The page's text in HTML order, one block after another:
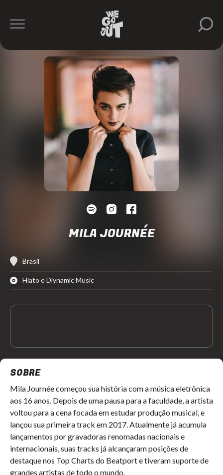
MILA JOURNÉE
Brasil
Hiato e Diynamic Music
SOBRE
Mila Journéecomeçou sua história com a música eletrônica
aos 16 anos. Depois de uma pausa para a faculdade, a artista
voltou para a cena focada em estudar produção musical, e
lançou sua primeira track em 2017. Atualmente já acumula
lançamentos por gravadoras renomadas nacionais e
internacionais, suas tracks já alcançaram posições de
destaque nos Top Charts do Beatport e tiveram suporte de
grandes artistas de todo o mundo.